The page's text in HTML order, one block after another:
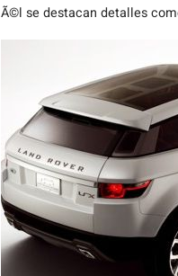
Ã©l se destacan detalles